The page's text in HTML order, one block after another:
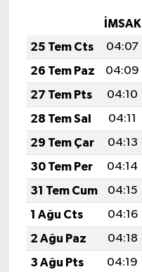
İMSAK
25 Tem Cts
04:07
26 Tem Paz
04:09
27 Tem Pts
04:10
28 Tem Sal
04:11
29 Tem Çar
04:13
30 Tem Per
04:14
31 Tem Cum
04:15
1 Ağu Cts
04:16
2 Ağu Paz
04:18
3 Ağu Pts
04:19